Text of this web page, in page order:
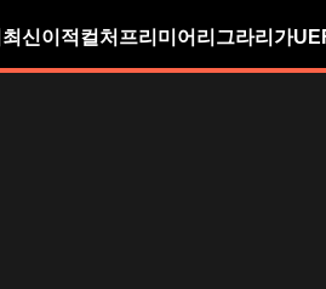
최신이적 컬처 프리미어리그라리가